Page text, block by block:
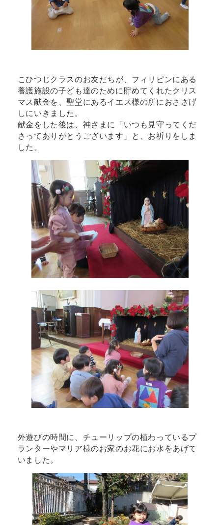
こひつじクラスのお友だちが、フィリピンにある
養護施設の子ども達のために貯めてくれたクリス
マス献金を、聖堂にあるイエス様の所におささげ
しにいきました。
献金をした後は、神さまに「いつも見守ってくだ
さってありがとうございます」と、お祈りをしま
した。
外遊びの時間に、チューリップの植わっているプ
ランターやマリア様のお家のお花にお水をあげて
いました。